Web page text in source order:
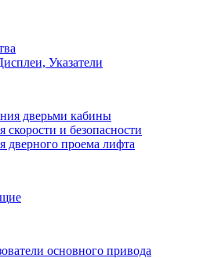
Указатели
дверьми кабины
скорости и безопасности
дверного проема лифта
основного привода